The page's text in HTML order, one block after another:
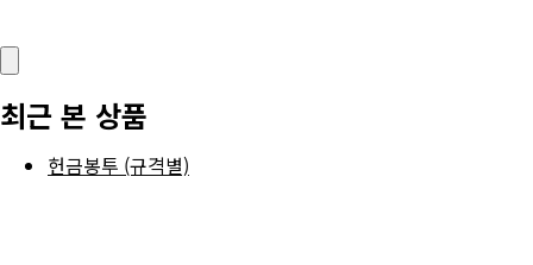
최근 본 상품
헌금봉투 (규격별)